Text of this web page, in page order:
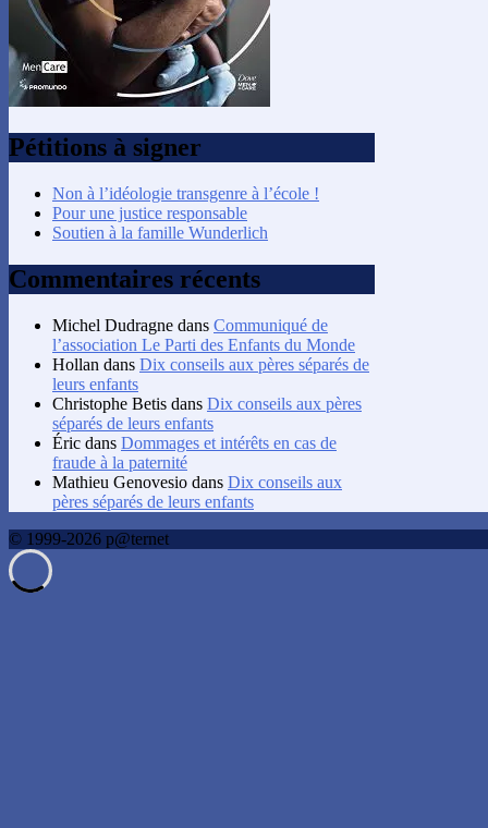
Pétitions à signer
Non à l’idéologie transgenre à l’école !
Pour une justice responsable
Soutien à la famille Wunderlich
Commentaires récents
Michel Dudragne dans Communiqué de
l’association Le Parti des Enfants du Monde
Hollan dans Dix conseils aux pères séparés de
leurs enfants
Christophe Betis dans Dix conseils aux pères
séparés de leurs enfants
Éric dans Dommages et intérêts en cas de
fraude à la paternité
Mathieu Genovesio dans Dix conseils aux
pères séparés de leurs enfants
© 1999-2026 p@ternet